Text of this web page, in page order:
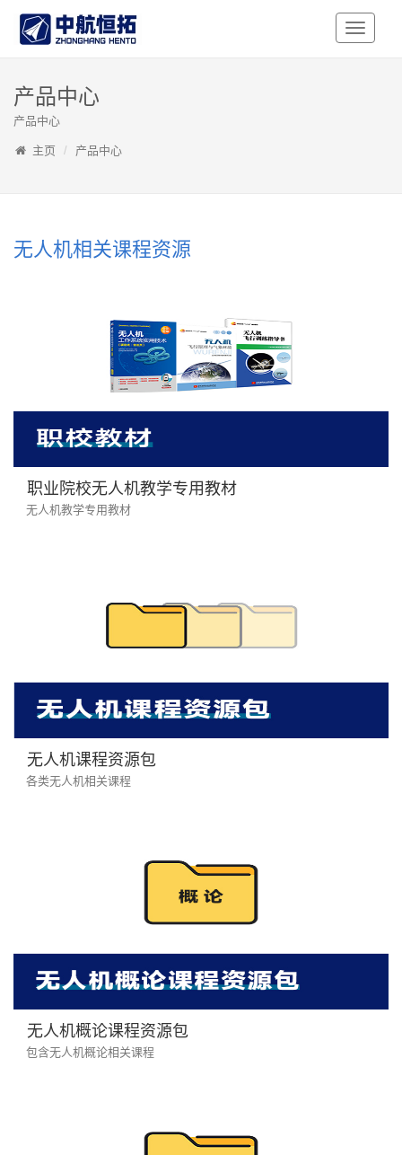
Toggle
产品中心
产品中心
主页 产品中心
无人机相关课程资源
职业院校无人机教学专用教材
无人机教学专用教材
无人机课程资源包
各类无人机相关课程
无人机概论课程资源包
包含无人机概论相关课程